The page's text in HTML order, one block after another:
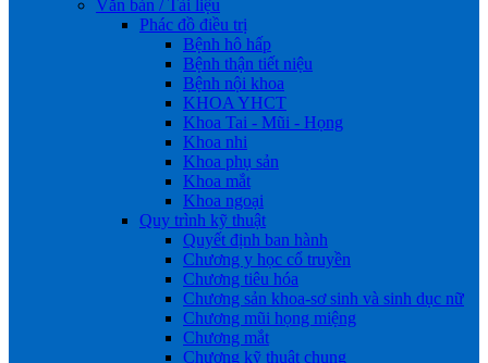
Văn bản / Tài liệu
Phác đồ điều trị
Bệnh hô hấp
Bệnh thận tiết niệu
Bệnh nội khoa
KHOA YHCT
Khoa Tai - Mũi - Họng
Khoa nhi
Khoa phụ sản
Khoa mắt
Khoa ngoại
Quy trình kỹ thuật
Quyết định ban hành
Chương y học cổ truyền
Chương tiêu hóa
Chương sản khoa-sơ sinh và sinh dục nữ
Chương mũi họng miệng
Chương mắt
Chương kỹ thuật chung